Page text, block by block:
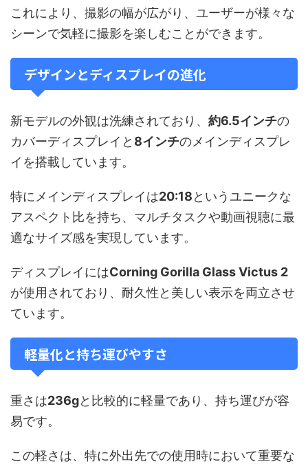
これにより、撮影の幅が広がり、ユーザーが様々な
シーンで気軽に撮影を楽しむことができます。
デザインとディスプレイの進化
新モデルの外観は洗練されており、 約6.5インチの
カバーディスプレイと 8インチのメインディスプレ
イを搭載しています。
特にメインディスプレイは20:18というユニークな
アスペクト比を持ち、マルチタスクや動画視聴に最
適なサイズ感を実現しています。
ディスプレイにはCorning Gorilla Glass Victus 2
が使用されており、耐久性と美しい表示を両立させ
ています。
軽量化と持ち運びやすさ
重さは236gと比較的に軽量であり、持ち運びが容
易です。
この軽さは、特に外出先での使用時において重要な